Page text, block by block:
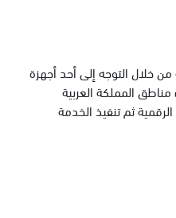
خلال التوجه إلى أحد أجهزة
المملكة العربية
ثم تنفيذ الخدمة